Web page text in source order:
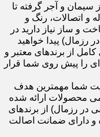
سیمان و آجر گرفته تا
و اتصالات، رنگ و
و ساز نیاز دارید در
پیدا خواهید
از برندهای معتبر و
را پیش روی شما قرار
شما مهمترین هدف
محصولات ارائه شده
در رزمال) از برندهای
و دارای ضمانت اصالت